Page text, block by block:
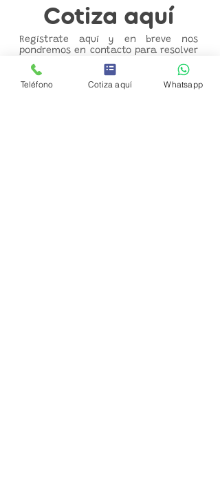
Cotiza aquí
Regístrate aquí y en breve nos
pondremos en contacto para resolver
todas tus dudas.
Teléfono Cotiza aquí Whatsapp